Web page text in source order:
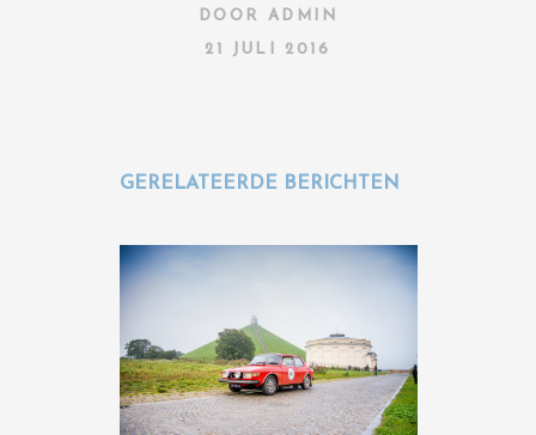
DOOR ADMIN
21 JULI 2016
GERELATEERDE BERICHTEN